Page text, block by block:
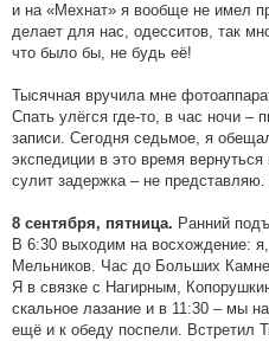
и на «Мехнат» я вообще не имел
делает для нас, одесситов, так
что было бы, не будь её!
Тысячная вручила мне
Спать улёгся где-то, в час ночи –
записи. Сегодня седьмое, я
экспедиции в это время
сулит задержка – не
8 сентября, пятница. Ранний
В 6:30 выходим на восхождение:
Мельников. Час до Больших
Я в связке с Нагирным,
скальное лазание и в 11:30 – мы
ещё и к обеду поспели. Встретил